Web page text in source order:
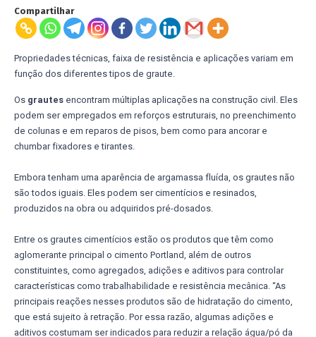
Compartilhar
Propriedades técnicas, faixa de resistência e aplicações variam em
função dos diferentes tipos de graute.
Os grautes encontram múltiplas aplicações na construção civil. Eles
podem ser empregados em reforços estruturais, no preenchimento
de colunas e em reparos de pisos, bem como para ancorar e
chumbar fixadores e tirantes.
Embora tenham uma aparência de argamassa fluída, os grautes não
são todos iguais. Eles podem ser cimentícios e resinados,
produzidos na obra ou adquiridos pré-dosados.
Entre os grautes cimentícios estão os produtos que têm como
aglomerante principal o cimento Portland, além de outros
constituintes, como agregados, adições e aditivos para controlar
características como trabalhabilidade e resistência mecânica. “As
principais reações nesses produtos são de hidratação do cimento,
que está sujeito à retração. Por essa razão, algumas adições e
aditivos costumam ser indicados para reduzir a relação água/pó da